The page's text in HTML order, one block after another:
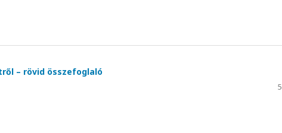
– rövid összefoglaló